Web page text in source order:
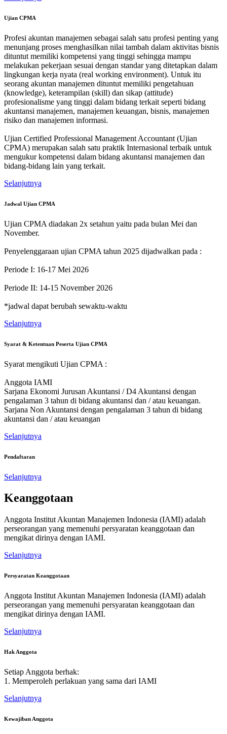
Ujian CPMA
Profesi akuntan manajemen sebagai salah satu profesi penting yang
menunjang proses menghasilkan nilai tambah dalam aktivitas bisnis
dituntut memiliki kompetensi yang tinggi sehingga mampu
melakukan pekerjaan sesuai dengan standar yang ditetapkan dalam
lingkungan kerja nyata (real working environment). Untuk itu
seorang akuntan manajemen dituntut memiliki pengetahuan
(knowledge), keterampilan (skill) dan sikap (attitude)
profesionalisme yang tinggi dalam bidang terkait seperti bidang
akuntansi manajemen, manajemen keuangan, bisnis, manajemen
risiko dan manajemen informasi.
Ujian Certified Professional Management Accountant (Ujian
CPMA) merupakan salah satu praktik Internasional terbaik untuk
mengukur kompetensi dalam bidang akuntansi manajemen dan
bidang-bidang lain yang terkait.
Selanjutnya
Jadwal Ujian CPMA
Ujian CPMA diadakan 2x setahun yaitu pada bulan Mei dan
November.
Penyelenggaraan ujian CPMA tahun 2025 dijadwalkan pada :
Periode I: 16-17 Mei 2026
Periode II: 14-15 November 2026
*jadwal dapat berubah sewaktu-waktu
Selanjutnya
Syarat & Ketentuan Peserta Ujian CPMA
Syarat mengikuti Ujian CPMA :
Anggota IAMI
Sarjana Ekonomi Jurusan Akuntansi / D4 Akuntansi dengan
pengalaman 3 tahun di bidang akuntansi dan / atau keuangan.
Sarjana Non Akuntansi dengan pengalaman 3 tahun di bidang
akuntansi dan / atau keuangan
Selanjutnya
Pendaftaran
Selanjutnya
Keanggotaan
Anggota Institut Akuntan Manajemen Indonesia (IAMI) adalah
perseorangan yang memenuhi persyaratan keanggotaan dan
mengikat dirinya dengan IAMI.
Selanjutnya
Persyaratan Keanggotaan
Anggota Institut Akuntan Manajemen Indonesia (IAMI) adalah
perseorangan yang memenuhi persyaratan keanggotaan dan
mengikat dirinya dengan IAMI.
Selanjutnya
Hak Anggota
Setiap Anggota berhak:
1. Memperoleh perlakuan yang sama dari IAMI
Selanjutnya
Kewajiban Anggota